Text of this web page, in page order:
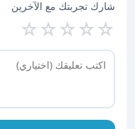
شارك تجربتك مع الآخرين
☆
☆
☆
☆
☆